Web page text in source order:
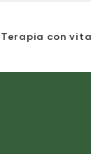
Terapia con